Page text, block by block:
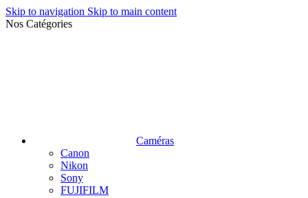
Skip to navigation Skip to main content
Nos Catégories
Caméras
Canon
Nikon
Sony
FUJIFILM